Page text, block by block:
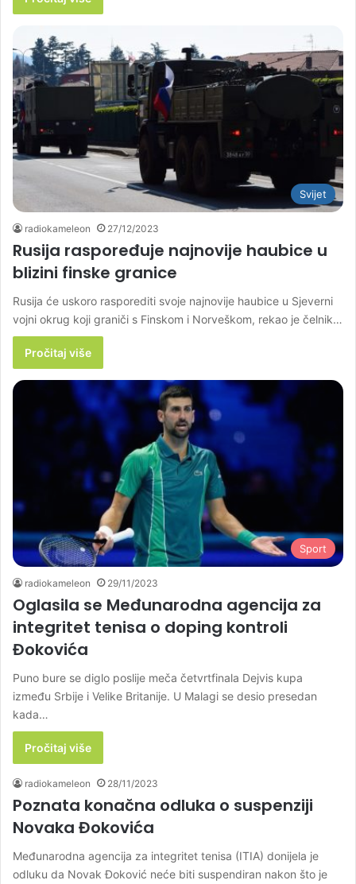
Svijet
radiokameleon 27/12/2023
Rusija raspoređuje najnovije haubice u
blizini finske granice
Rusija će uskoro rasporediti svoje najnovije haubice u Sjeverni
vojni okrug koji graniči s Finskom i Norveškom, rekao je čelnik…
Pročitaj više
Sport
radiokameleon 29/11/2023
Oglasila se Međunarodna agencija za
integritet tenisa o doping kontroli
Đokovića
Puno bure se diglo poslije meča četvrtfinala Dejvis kupa
između Srbije i Velike Britanije. U Malagi se desio presedan
kada…
Pročitaj više
radiokameleon 28/11/2023
Poznata konačna odluka o suspenziji
Novaka Đokovića
Međunarodna agencija za integritet tenisa (ITIA) donijela je
odluku da Novak Đoković neće biti suspendiran nakon što je